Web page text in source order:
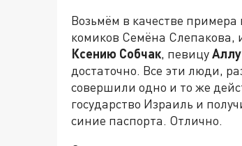
Возьмём в качестве
комиков Семёна Слепакова,
Ксению Собчак, певицу
достаточно. Все эти люди,
совершили одно и то же
государство Израиль и
синие паспорта. Отлично.